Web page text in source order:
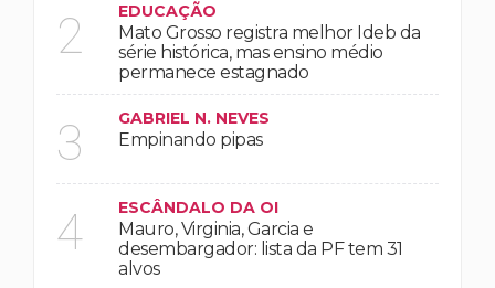
2 EDUCAÇÃO
Mato Grosso registra melhor Ideb da
série histórica, mas ensino médio
permanece estagnado
3 GABRIEL N. NEVES
Empinando pipas
4 ESCÂNDALO DA OI
Mauro, Virginia, Garcia e
desembargador: lista da PF tem 31
alvos